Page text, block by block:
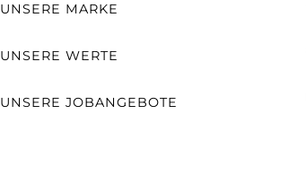
UNSERE MARKE
UNSERE WERTE
UNSERE JOBANGEBOTE